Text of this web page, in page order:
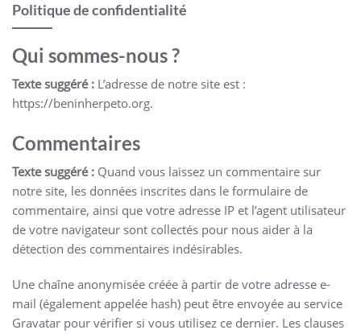
Politique de confidentialité
Qui sommes-nous ?
Texte suggéré : L’adresse de notre site est :
https://beninherpeto.org.
Commentaires
Texte suggéré : Quand vous laissez un commentaire sur
notre site, les données inscrites dans le formulaire de
commentaire, ainsi que votre adresse IP et l’agent utilisateur
de votre navigateur sont collectés pour nous aider à la
détection des commentaires indésirables.
Une chaîne anonymisée créée à partir de votre adresse e-
mail (également appelée hash) peut être envoyée au service
Gravatar pour vérifier si vous utilisez ce dernier. Les clauses